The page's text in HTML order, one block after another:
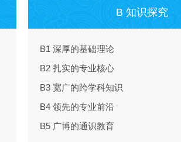
B 知识探究
B1 深厚的基础理论
B2 扎实的专业核心
B3 宽广的跨学科知识
B4 领先的专业前沿
B5 广博的通识教育